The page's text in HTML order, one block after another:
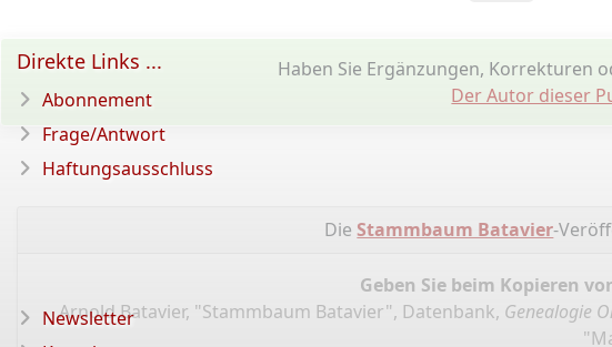
Haben Sie Ergänzungen, Korrekturen
Der Autor dieser
DieStammbaum Batavier-
Geben Sie beim Kopieren
Arnold Batavier, "Stammbaum Batavier", Datenbank, Genealogie
Direkte Links ...
Abonnement
Frage/Antwort
Haftungsausschluss
Newsletter